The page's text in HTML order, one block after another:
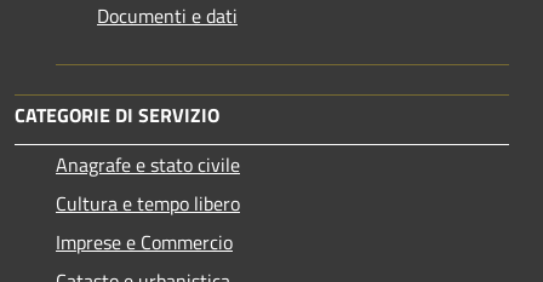
Documenti e dati
CATEGORIE DI SERVIZIO
Anagrafe e stato civile
Cultura e tempo libero
Imprese e Commercio